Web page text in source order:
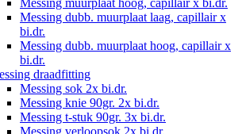
Messing muurplaat hoog, capillair x bi.dr.
Messing dubb. muurplaat laag, capillair x
bi.dr.
Messing dubb. muurplaat hoog, capillair x
bi.dr.
draadfitting
Messing sok 2x bi.dr.
Messing knie 90gr. 2x bi.dr.
Messing t-stuk 90gr. 3x bi.dr.
Messing verloopsok 2x bi.dr.